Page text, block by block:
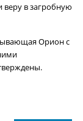
веру в загробную
Орион с